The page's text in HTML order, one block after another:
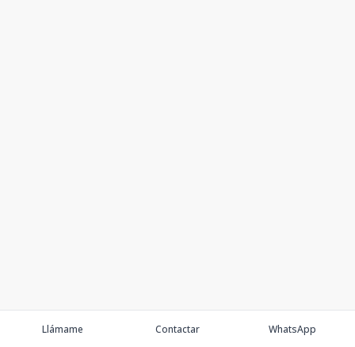
Llámame Contactar WhatsApp